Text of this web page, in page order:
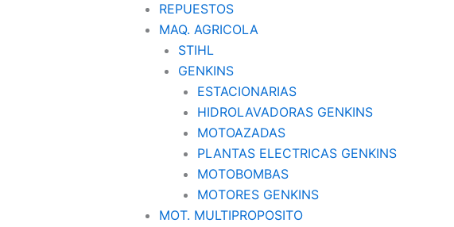
REPUESTOS
MAQ. AGRICOLA
STIHL
GENKINS
ESTACIONARIAS
HIDROLAVADORAS GENKINS
MOTOAZADAS
PLANTAS ELECTRICAS GENKINS
MOTOBOMBAS
MOTORES GENKINS
MOT. MULTIPROPOSITO